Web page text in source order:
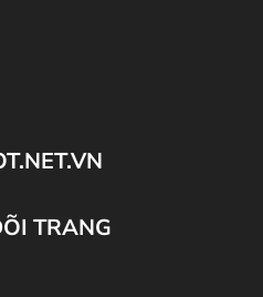
TRANG